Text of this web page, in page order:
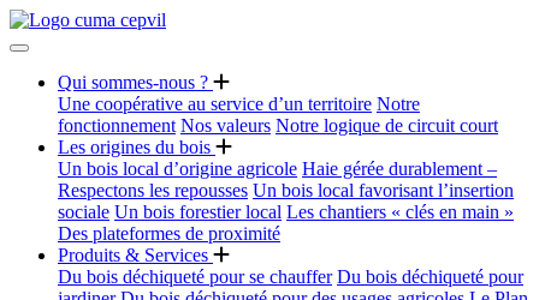
Qui sommes-nous ?
Une coopérative au service d’un territoire Notre
fonctionnement Nos valeurs Notre logique de circuit court
Les origines du bois
Un bois local d’origine agricole Haie gérée durablement –
Respectons les repousses Un bois local favorisant l’insertion
sociale Un bois forestier local Les chantiers « clés en main »
Des plateformes de proximité
Produits & Services
Du bois déchiqueté pour se chauffer Du bois déchiqueté pour